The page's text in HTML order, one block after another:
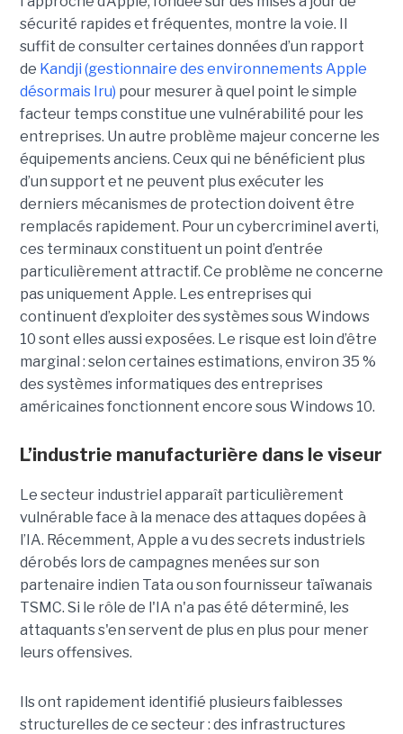
sécurité rapides et fréquentes, montre la voie. Il
suffit de consulter certaines données d’un rapport
de Kandji (gestionnaire des environnements Apple
désormais Iru) pour mesurer à quel point le simple
facteur temps constitue une vulnérabilité pour les
entreprises. Un autre problème majeur concerne les
équipements anciens. Ceux qui ne bénéficient plus
d’un support et ne peuvent plus exécuter les
derniers mécanismes de protection doivent être
remplacés rapidement. Pour un cybercriminel averti,
ces terminaux constituent un point d’entrée
particulièrement attractif. Ce problème ne concerne
pas uniquement Apple. Les entreprises qui
continuent d’exploiter des systèmes sous Windows
10 sont elles aussi exposées. Le risque est loin d’être
marginal : selon certaines estimations, environ 35 %
des systèmes informatiques des entreprises
américaines fonctionnent encore sous Windows 10.
L’industrie manufacturière dans le viseur
Le secteur industriel apparaît particulièrement
vulnérable face à la menace des attaques dopées à
l’IA. Récemment, Apple a vu des secrets industriels
dérobés lors de campagnes menées sur son
partenaire indien Tata ou son fournisseur taïwanais
TSMC. Si le rôle de l'IA n'a pas été déterminé, les
attaquants s'en servent de plus en plus pour mener
leurs offensives.
Ils ont rapidement identifié plusieurs faiblesses
structurelles de ce secteur : des infrastructures